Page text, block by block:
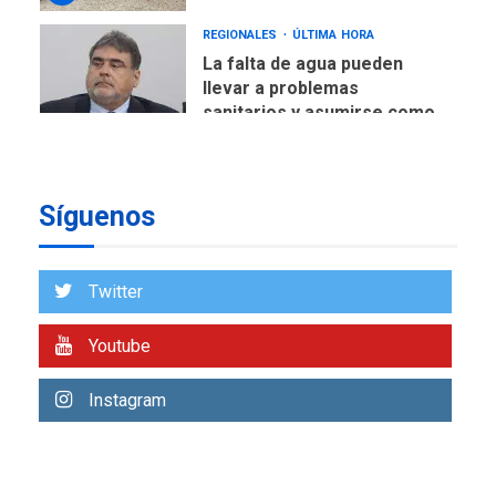
REGIONALES ÚLTIMA HORA
La falta de agua pueden
llevar a problemas
sanitarios y asumirse como
7
Orquestas Porlamar
1
REGIONALES ÚLTIMA HORA
atendiendo falta de agua
Síguenos
Twitter
Youtube
Instagram